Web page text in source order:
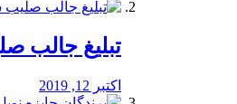
تبلیغ جالب
اکتبر 12, 2019